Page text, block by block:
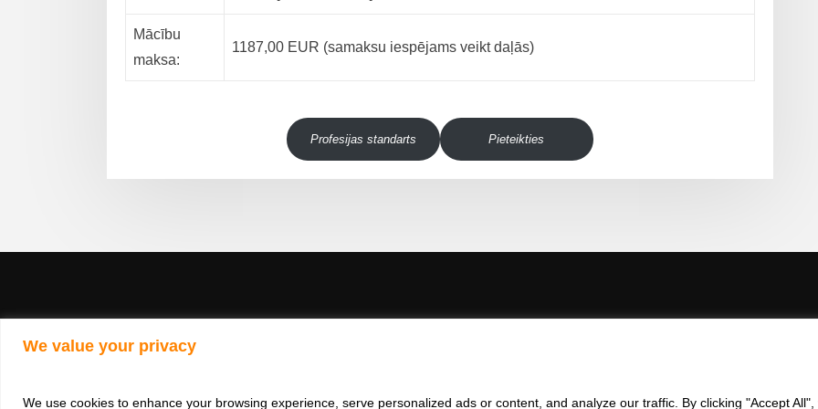
We value your privacy
We use cookies to enhance your browsing experience, serve personalized ads or content, and analyze our traffic. By clicking "Accept All",
Mācību
maksa:
1187,00 EUR (samaksu iespējams veikt daļās)
Profesijas standarts Pieteikties